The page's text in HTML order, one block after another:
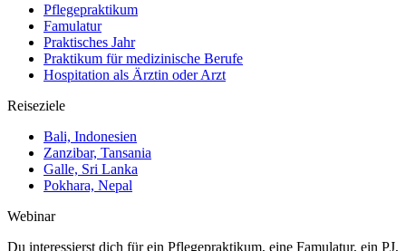
Pflegepraktikum
Famulatur
Praktisches Jahr
Praktikum für medizinische Berufe
Hospitation als Ärztin oder Arzt
Reiseziele
Bali, Indonesien
Zanzibar, Tansania
Galle, Sri Lanka
Pokhara, Nepal
Webinar
Du interessierst dich für ein Pflegepraktikum, eine Famulatur, ein PJ,